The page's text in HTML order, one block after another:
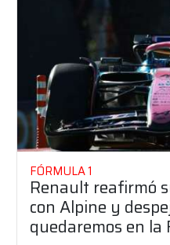
FÓRMULA 1
Renault reafirmó
con Alpine y
quedaremos en la